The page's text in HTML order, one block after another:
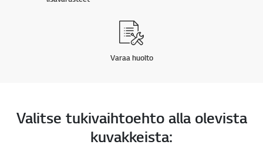
Varaa huolto
Valitse tukivaihtoehto alla olevista
kuvakkeista: